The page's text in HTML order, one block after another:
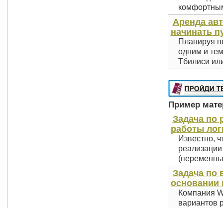
Аренда
начинать
Планируя
одним и
Тбилиси
Пример
Задача по
работы
Известно,
Задача по
основании
Компания
вариантов